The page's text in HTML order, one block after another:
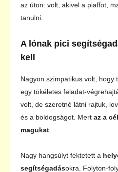
az úton: volt, akivel a piaffot,
tanulni.
A lónak pici
kell
Nagyon szimpatikus volt, hogy
egy tökéletes feladat-
volt, de szeretné látni rajtuk,
és a boldogságot. Mert az a
magukat
Nagy hangsúlyt fektetett a
segítségadásokra. Folyton-